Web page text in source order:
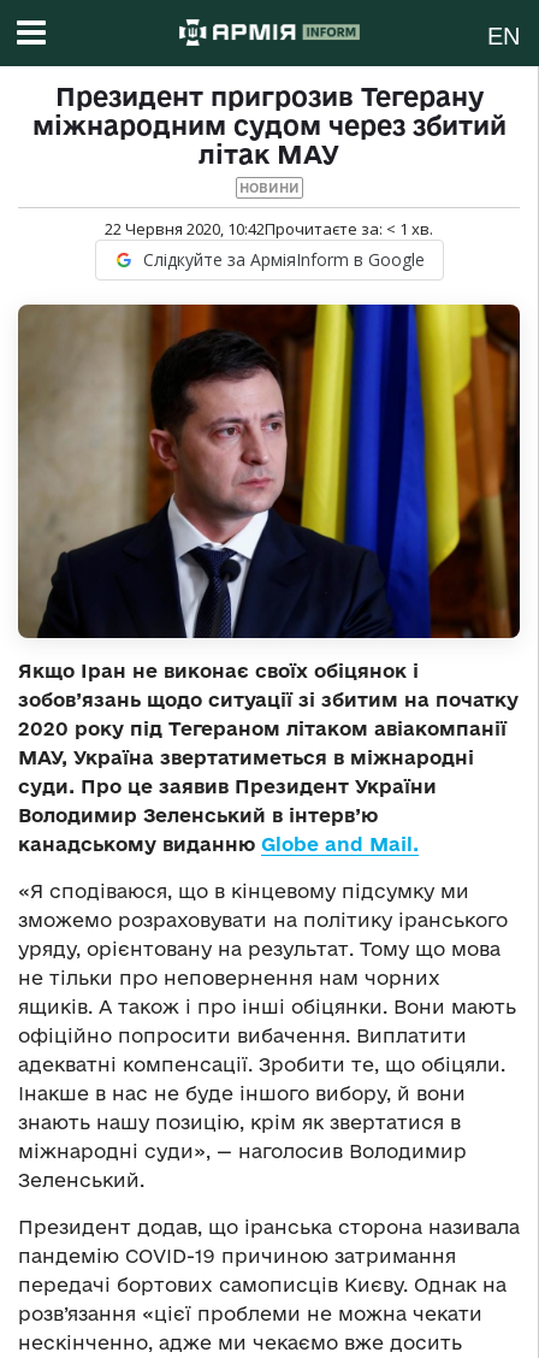
EN
Президент пригрозив Тегерану
міжнародним судом через збитий
літак МАУ
НОВИНИ
22 Червня 2020, 10:42Прочитаєте за: < 1 хв.
Слідкуйте за АрміяInform в Google
Якщо Іран не виконає своїх обіцянок і
зобов’язань щодо ситуації зі збитим на початку
2020 року під Тегераном літаком авіакомпанії
МАУ, Україна звертатиметься в міжнародні
суди. Про це заявив Президент України
Володимир Зеленський в інтерв’ю
канадському виданню Globe and Mail.
«Я сподіваюся, що в кінцевому підсумку ми
зможемо розраховувати на політику іранського
уряду, орієнтовану на результат. Тому що мова
не тільки про неповернення нам чорних
ящиків. А також і про інші обіцянки. Вони мають
офіційно попросити вибачення. Виплатити
адекватні компенсації. Зробити те, що обіцяли.
Інакше в нас не буде іншого вибору, й вони
знають нашу позицію, крім як звертатися в
міжнародні суди», — наголосив Володимир
Зеленський.
Президент додав, що іранська сторона називала
пандемію COVID-19 причиною затримання
передачі бортових самописців Києву. Однак на
розв’язання «цієї проблеми не можна чекати
нескінченно, адже ми чекаємо вже досить